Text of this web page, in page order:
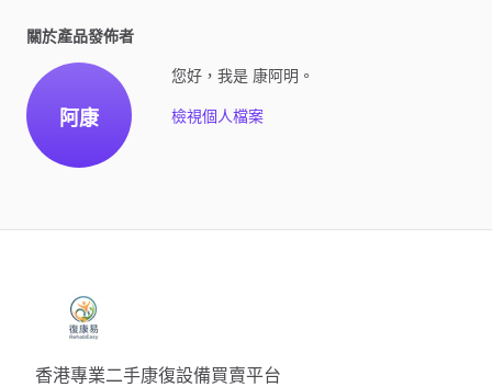
關於產品發佈者
阿康
您好，我是 康阿明。
檢視個人檔案
香港專業二手康復設備買賣平台